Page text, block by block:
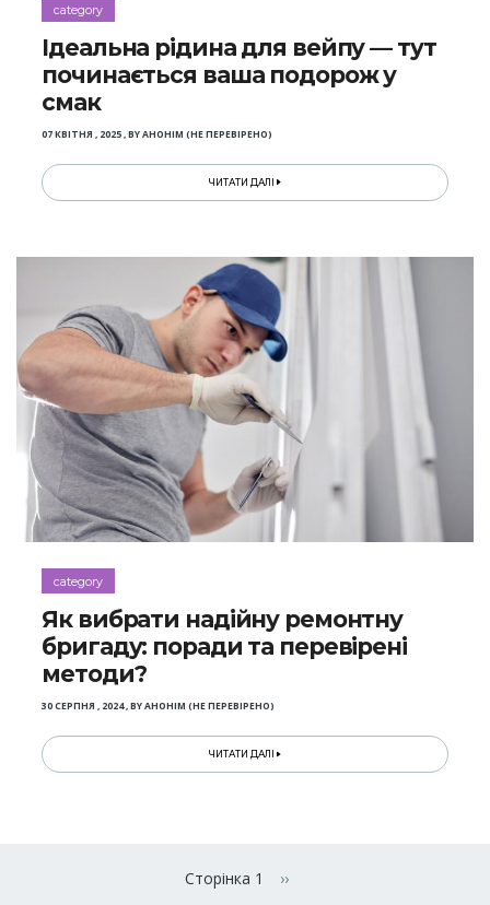
category
Ідеальна рідина для вейпу — тут
починається ваша подорож у
смак
07 КВІТНЯ , 2025,BYАНОНІМ (НЕ ПЕРЕВІРЕНО)
ЧИТАТИ ДАЛІ
category
Як вибрати надійну ремонтну
бригаду: поради та перевірені
методи?
30 СЕРПНЯ , 2024,BYАНОНІМ (НЕ ПЕРЕВІРЕНО)
ЧИТАТИ ДАЛІ
Сторінка 1 Наступна сторінка
››